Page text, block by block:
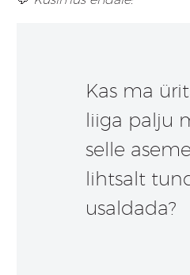
Kas ma
liiga palju
selle
lihtsalt
usaldada?